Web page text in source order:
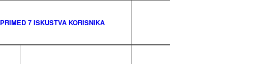
PRIMED 7 ISKUSTVA KORISNIKA